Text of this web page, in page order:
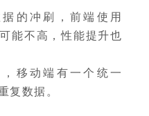
的冲刷，前端使用
能不高，性能提升也
移动端有一个统一
数据。